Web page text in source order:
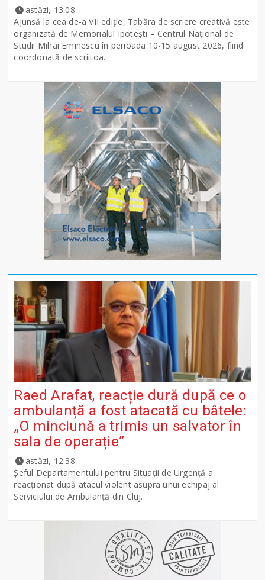
astăzi, 13:08
Ajunsă la cea de-a VII ediție, Tabăra de scriere creativă este
organizată de Memorialul Ipotești – Centrul Național de
Studii Mihai Eminescu în perioada 10-15 august 2026, fiind
coordonată de scriitoa...
Raed Arafat, reacție dură după ce o
ambulanță a fost atacată cu bâtele:
„O minciună a trimis un salvator în
sala de operație”
astăzi, 12:38
Șeful Departamentului pentru Situații de Urgență a
reacționat după atacul violent asupra unui echipaj al
Serviciului de Ambulanță din Cluj.